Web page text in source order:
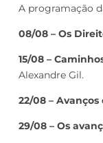
A programação
08/08 – Os
15/08 –
Alexandre Gil.
22/08 – Avanços
29/08 – Os